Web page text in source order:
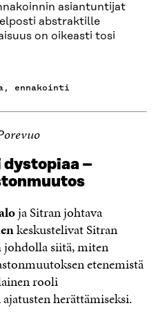
asiantuntijat
abstraktille
on oikeasti tosi
ennakointi
dystopiaa –
ja Sitran johtava
keskustelivat Sitran
johdolla siitä, miten
etenemistä
rooli
herättämiseksi.